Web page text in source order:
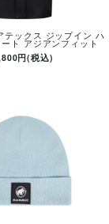
テックス ジップイン ハ
ト アジアンフィット
円(税込)